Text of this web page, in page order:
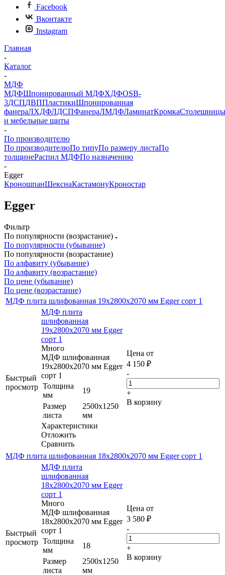
Facebook
Вконтакте
Instagram
Главная
-
Каталог
-
МДФ
МДФШпонированный МДФХДФOSB-
3ДСПДВППластикиШпонированная
фанераЛХДФЛДСПФанераЛМДФЛаминатКромкаСтолешницы
и мебельные щиты
-
По производителю
По производителюПо типуПо размеру листаПо
толщинеРаспил МДФПо назначению
-
Egger
КроношпанШекснаКастамонуКроностар
Egger
Фильтр
По популярности (возрастание)
По популярности (убывание)
По популярности (возрастание)
По алфавиту (убывание)
По алфавиту (возрастание)
По цене (убывание)
По цене (возрастание)
МДФ плита шлифованная 19х2800х2070 мм Egger сорт 1
Быстрый
просмотр
МДФ плита
шлифованная
19х2800х2070 мм Egger
сорт 1
Много
МДФ шлифованная
19х2800х2070 мм Egger
сорт 1
Толщина
мм
19
Размер
листа
2500х1250
мм
Характеристики
Отложить
Сравнить
Цена от
4 150 ₽
-
+
В корзину
МДФ плита шлифованная 18х2800х2070 мм Egger сорт 1
Быстрый
просмотр
МДФ плита
шлифованная
18х2800х2070 мм Egger
сорт 1
Много
МДФ шлифованная
18х2800х2070 мм Egger
сорт 1
Толщина
мм
18
Размер
листа
2500х1250
мм
Цена от
3 580 ₽
-
+
В корзину